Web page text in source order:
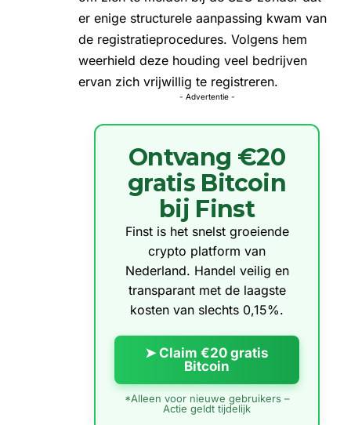
er enige structurele aanpassing kwam van
de registratieprocedures. Volgens hem
weerhield deze houding veel bedrijven
ervan zich vrijwillig te registreren.
- Advertentie -
Ontvang €20
gratis Bitcoin
bij Finst
Finst is het snelst groeiende
crypto platform van
Nederland. Handel veilig en
transparant met de laagste
kosten van slechts 0,15%.
➤ Claim €20 gratis
Bitcoin
*Alleen voor nieuwe gebruikers –
Actie geldt tijdelijk